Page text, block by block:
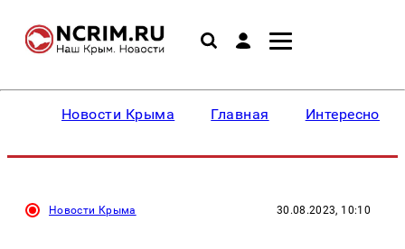
Новости Крыма Главная Интересное
Новости Крыма 30.08.2023, 10:10